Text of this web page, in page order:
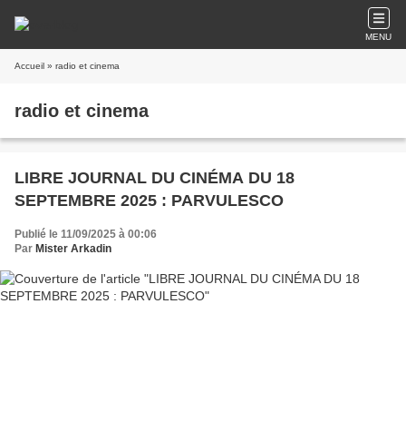
MENU
Accueil » radio et cinema
radio et cinema
LIBRE JOURNAL DU CINÉMA DU 18
SEPTEMBRE 2025 : PARVULESCO
Publié le 11/09/2025 à 00:06
Par Mister Arkadin